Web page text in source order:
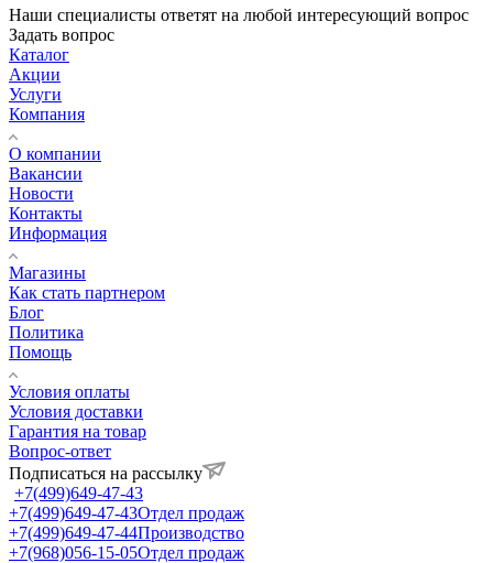
Наши специалисты ответят на любой интересующий вопрос
Задать вопрос
Каталог
Акции
Услуги
Компания
О компании
Вакансии
Новости
Контакты
Информация
Магазины
Как стать партнером
Блог
Политика
Помощь
Условия оплаты
Условия доставки
Гарантия на товар
Вопрос-ответ
Подписаться на рассылку
+7(499)649-47-43
+7(499)649-47-43Отдел продаж
+7(499)649-47-44Производство
+7(968)056-15-05Отдел продаж